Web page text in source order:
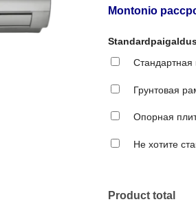
Montonio
Стандартная
Грунтовая
Опорная
Не хотите
Product total